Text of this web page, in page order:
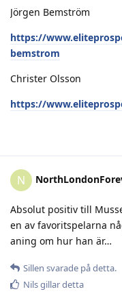
Jörgen Bemström
https://
bemstrom
Christer Olsson
https://
N
Absolut positiv till
en av favoritspelarna
aning om hur han är…
Sillen svarade på detta.
Nilsgillar detta